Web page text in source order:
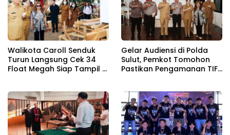
Walikota Caroll Senduk
Turun Langsung Cek 34
Float Megah Siap Tampil di
Gelar Audiensi di Polda
Sulut, Pemkot Tomohon
Pastikan Pengamanan TIFF